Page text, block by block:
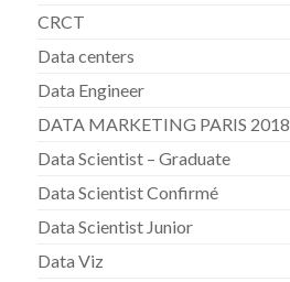
CRCT
Data centers
Data Engineer
DATA MARKETING PARIS 2018
Data Scientist – Graduate
Data Scientist Confirmé
Data Scientist Junior
Data Viz